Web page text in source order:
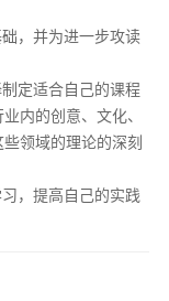
，并为进一步攻读
定适合自己的课程
内的创意、文化、
领域的理论的深刻
，提高自己的实践